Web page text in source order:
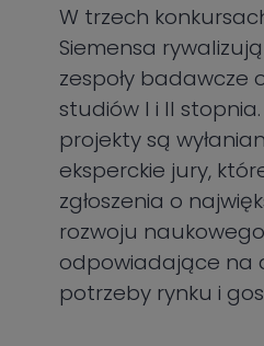
W trzech
Siemensa
zespoły badawcze
studiów I i II stopnia.
projekty są
eksperckie jury,
zgłoszenia o
rozwoju
odpowiadające na
potrzeby rynku i